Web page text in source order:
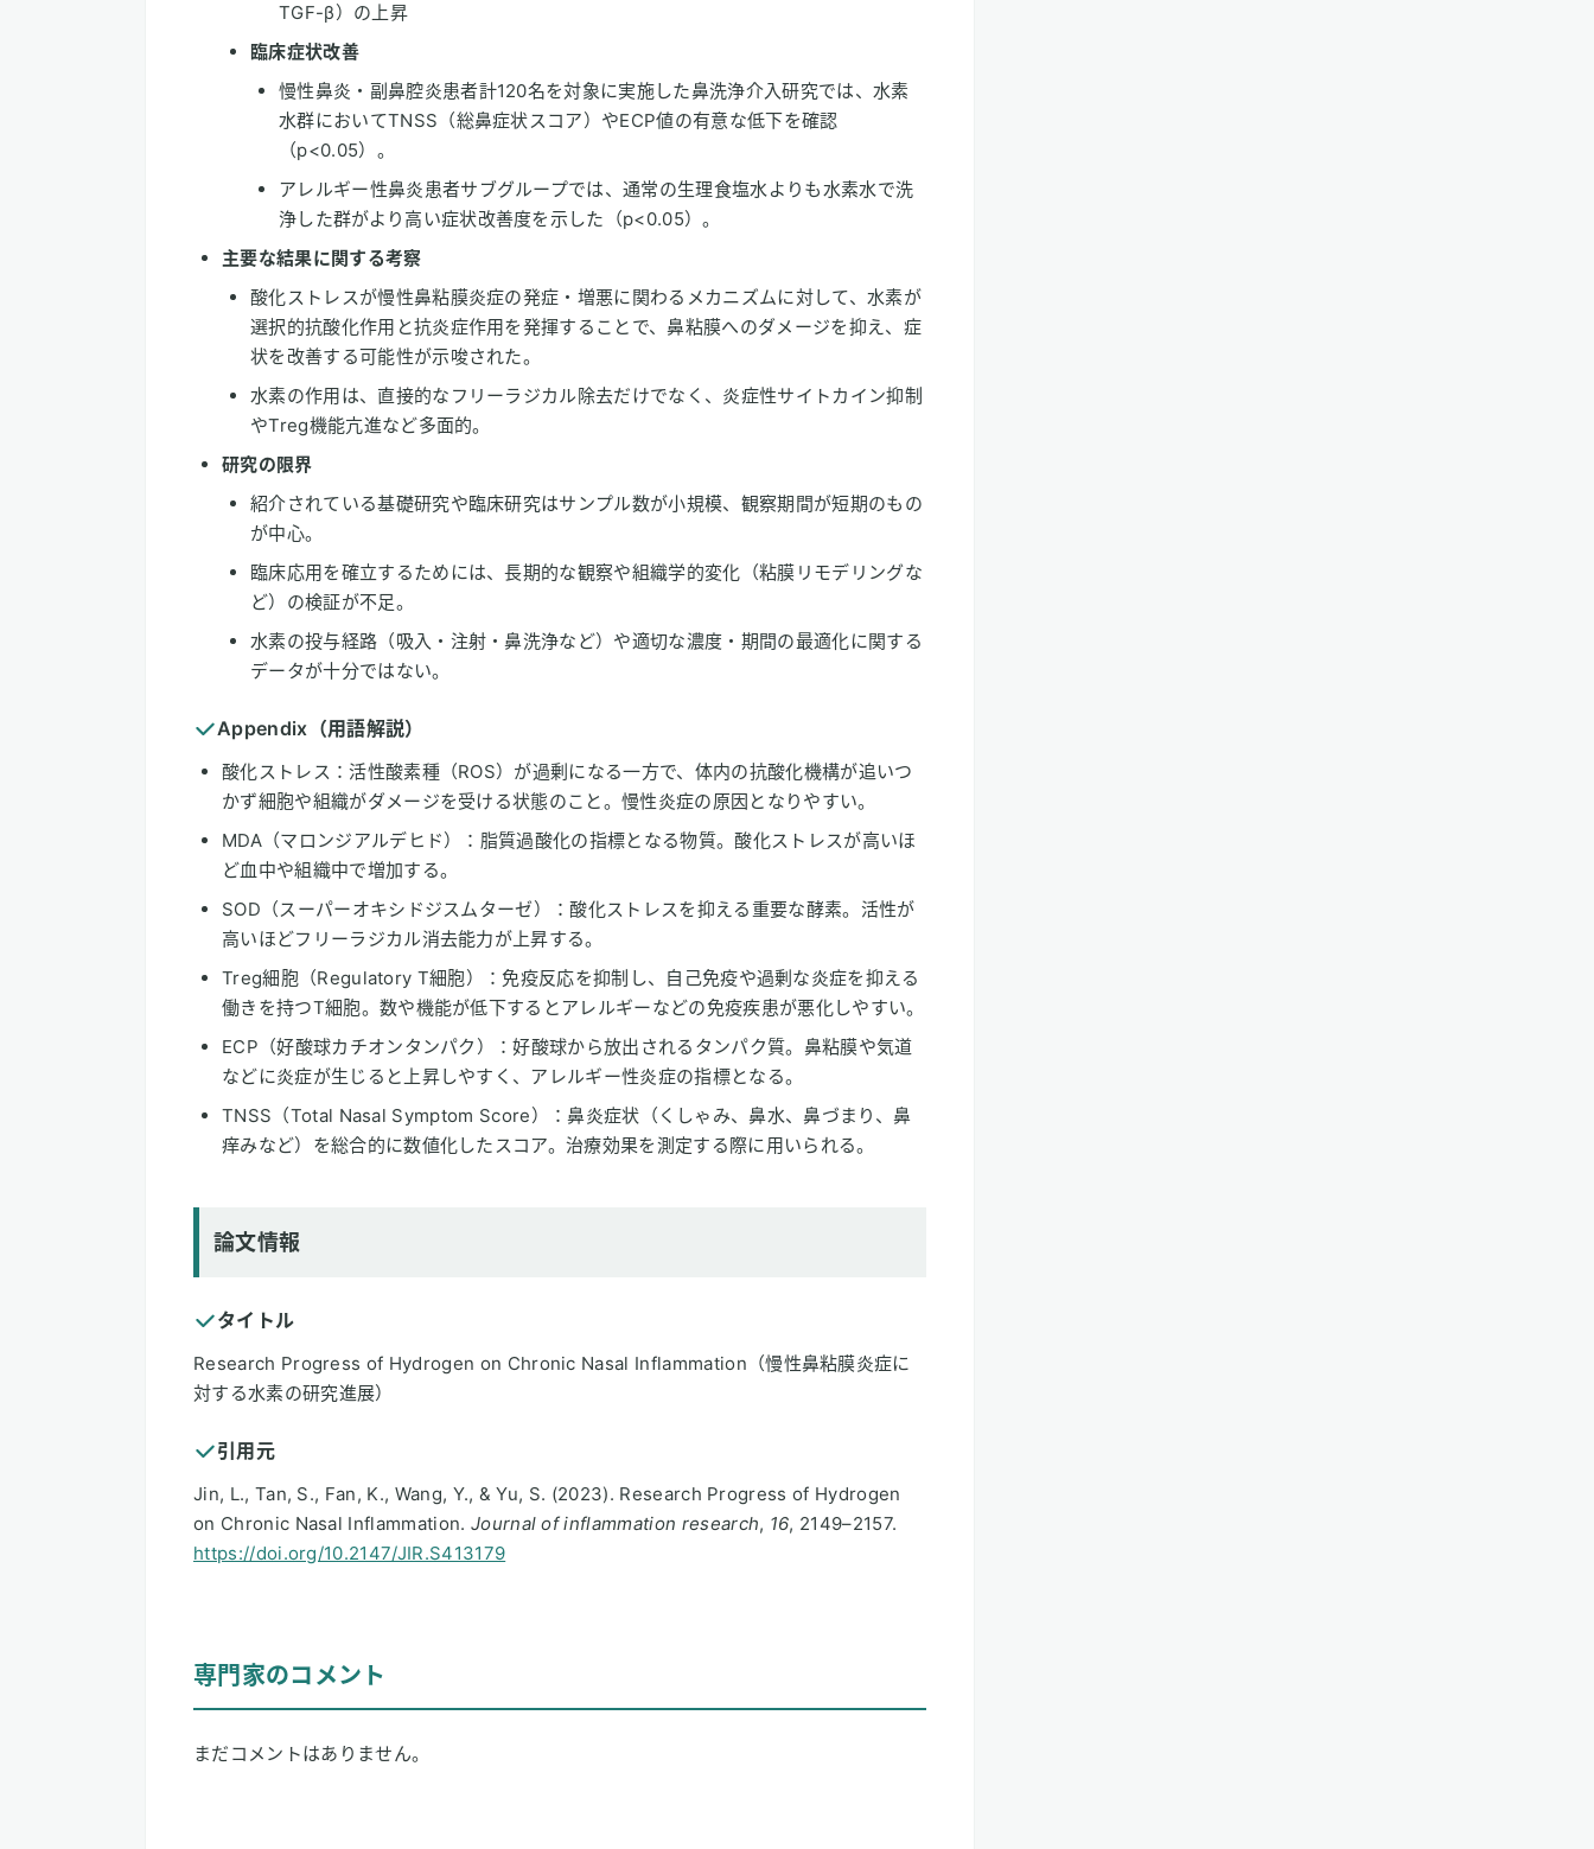
TGF-β）の上昇
臨床症状改善
慢性鼻炎・副鼻腔炎患者計120名を対象に実施した鼻洗浄介入研究では、水素
水群においてTNSS（総鼻症状スコア）やECP値の有意な低下を確認
（p<0.05）。
アレルギー性鼻炎患者サブグループでは、通常の生理食塩水よりも水素水で洗
浄した群がより高い症状改善度を示した（p<0.05）。
主要な結果に関する考察
酸化ストレスが慢性鼻粘膜炎症の発症・増悪に関わるメカニズムに対して、水素が
選択的抗酸化作用と抗炎症作用を発揮することで、鼻粘膜へのダメージを抑え、症
状を改善する可能性が示唆された。
水素の作用は、直接的なフリーラジカル除去だけでなく、炎症性サイトカイン抑制
やTreg機能亢進など多面的。
研究の限界
紹介されている基礎研究や臨床研究はサンプル数が小規模、観察期間が短期のもの
が中心。
臨床応用を確立するためには、長期的な観察や組織学的変化（粘膜リモデリングな
ど）の検証が不足。
水素の投与経路（吸入・注射・鼻洗浄など）や適切な濃度・期間の最適化に関する
データが十分ではない。
Appendix（用語解説）
酸化ストレス：活性酸素種（ROS）が過剰になる一方で、体内の抗酸化機構が追いつ
かず細胞や組織がダメージを受ける状態のこと。慢性炎症の原因となりやすい。
MDA（マロンジアルデヒド）：脂質過酸化の指標となる物質。酸化ストレスが高いほ
ど血中や組織中で増加する。
SOD（スーパーオキシドジスムターゼ）：酸化ストレスを抑える重要な酵素。活性が
高いほどフリーラジカル消去能力が上昇する。
Treg細胞（Regulatory T細胞）：免疫反応を抑制し、自己免疫や過剰な炎症を抑える
働きを持つT細胞。数や機能が低下するとアレルギーなどの免疫疾患が悪化しやすい。
ECP（好酸球カチオンタンパク）：好酸球から放出されるタンパク質。鼻粘膜や気道
などに炎症が生じると上昇しやすく、アレルギー性炎症の指標となる。
TNSS（Total Nasal Symptom Score）：鼻炎症状（くしゃみ、鼻水、鼻づまり、鼻
痒みなど）を総合的に数値化したスコア。治療効果を測定する際に用いられる。
論文情報
タイトル
Research Progress of Hydrogen on Chronic Nasal Inflammation（慢性鼻粘膜炎症に
対する水素の研究進展）
引用元
Jin, L., Tan, S., Fan, K., Wang, Y., & Yu, S. (2023). Research Progress of Hydrogen
on Chronic Nasal Inflammation. Journal of inflammation research, 16, 2149–2157.
https://doi.org/10.2147/JIR.S413179
専門家のコメント
まだコメントはありません。